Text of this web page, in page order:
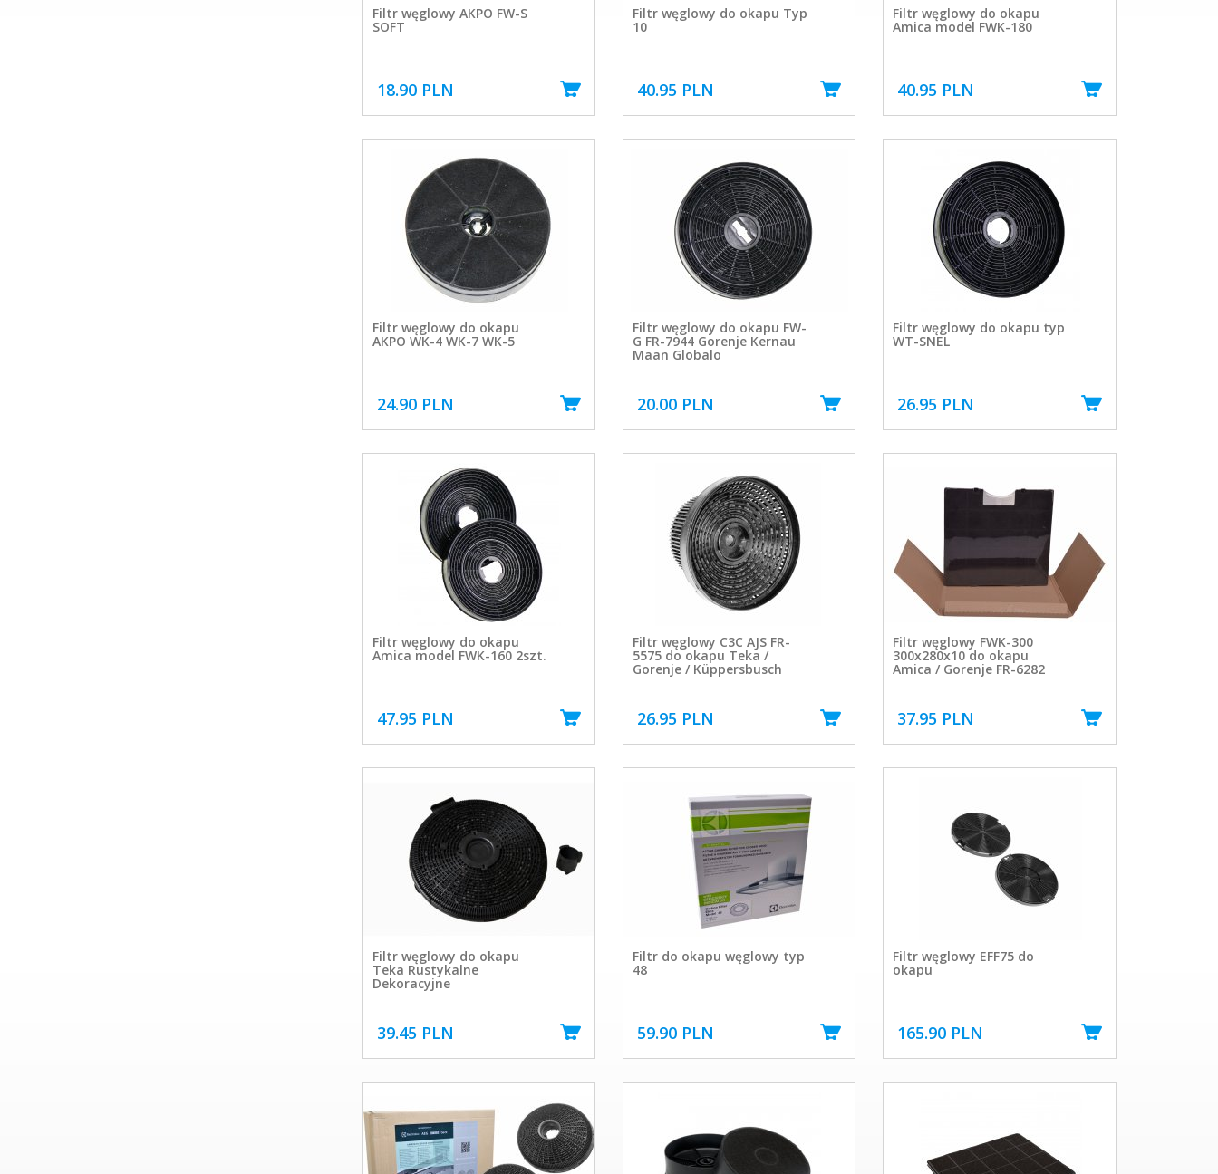
Filtr węglowy AKPO FW-S
SOFT
18.90 PLN
Filtr węglowy do okapu Typ
10
40.95 PLN
Filtr węglowy do okapu
Amica model FWK-180
40.95 PLN
Filtr węglowy do okapu
AKPO WK-4 WK-7 WK-5
24.90 PLN
Filtr węglowy do okapu FW-
G FR-7944 Gorenje Kernau
Maan Globalo
20.00 PLN
Filtr węglowy do okapu typ
WT-SNEL
26.95 PLN
Filtr węglowy do okapu
Amica model FWK-160 2szt.
47.95 PLN
Filtr węglowy C3C AJS FR-
5575 do okapu Teka /
Gorenje / Küppersbusch
26.95 PLN
Filtr węglowy FWK-300
300x280x10 do okapu
Amica / Gorenje FR-6282
37.95 PLN
Filtr węglowy do okapu
Teka Rustykalne
Dekoracyjne
39.45 PLN
Filtr do okapu węglowy typ
48
59.90 PLN
Filtr węglowy EFF75 do
okapu
165.90 PLN